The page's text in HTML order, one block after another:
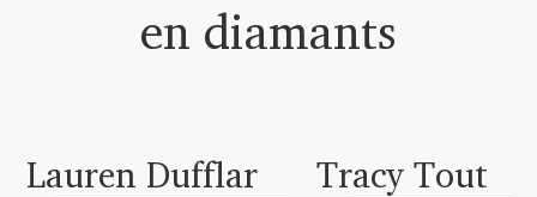
en diamants
Lauren Dufflar Tracy Tout